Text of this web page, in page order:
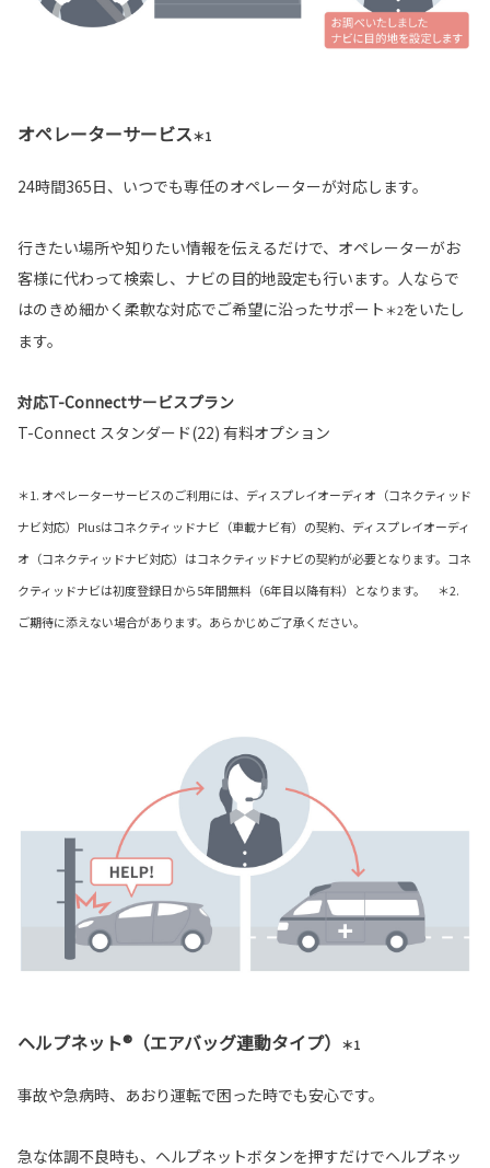
オペレーターサービス＊1
24時間365日、いつでも専任のオペレーターが対応します。
行きたい場所や知りたい情報を伝えるだけで、オペレーターがお
客様に代わって検索し、ナビの目的地設定も行います。人ならで
はのきめ細かく柔軟な対応でご希望に沿ったサポート ＊2をいたし
ます。
対応T-Connectサービスプラン
T-Connect スタンダード(22) 有料オプション
＊1. オペレーターサービスのご利用には、ディスプレイオーディオ（コネクティッド
ナビ対応）Plusはコネクティッドナビ（車載ナビ有）の契約、ディスプレイオーディ
オ（コネクティッドナビ対応）はコネクティッドナビの契約が必要となります。コネ
クティッドナビは初度登録日から5年間無料（6年目以降有料）となります。 ＊2.
ご期待に添えない場合があります。あらかじめご了承ください。
ヘルプネット®（エアバッグ連動タイプ） ＊1
事故や急病時、あおり運転で困った時でも安心です。
急な体調不良時も、ヘルプネットボタンを押すだけでヘルプネッ